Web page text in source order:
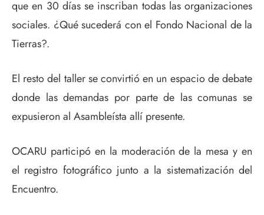
que en 30 días se inscriban todas las organizaciones
sociales. ¿Qué sucederá con el Fondo Nacional de la
Tierras?.
El resto del taller se convirtió en un espacio de debate
donde las demandas por parte de las comunas se
expusieron al Asambleísta allí presente.
OCARU participó en la moderación de la mesa y en
el registro fotográfico junto a la sistematización del
Encuentro.